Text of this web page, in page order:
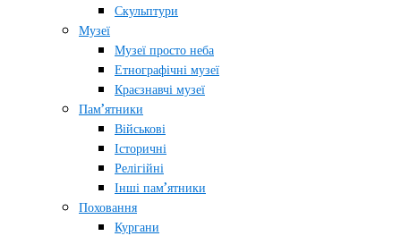
Скульптури
Музеї
Музеї просто неба
Етнографічні музеї
Краєзнавчі музеї
Пам’ятники
Військові
Історичні
Релігійні
Інші пам’ятники
Поховання
Кургани